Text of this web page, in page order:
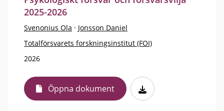
2025-2026
Svenonius Ola · Jonsson Daniel
Totalförsvarets forskningsinstitut (FOI)
2026
Öppna dokument